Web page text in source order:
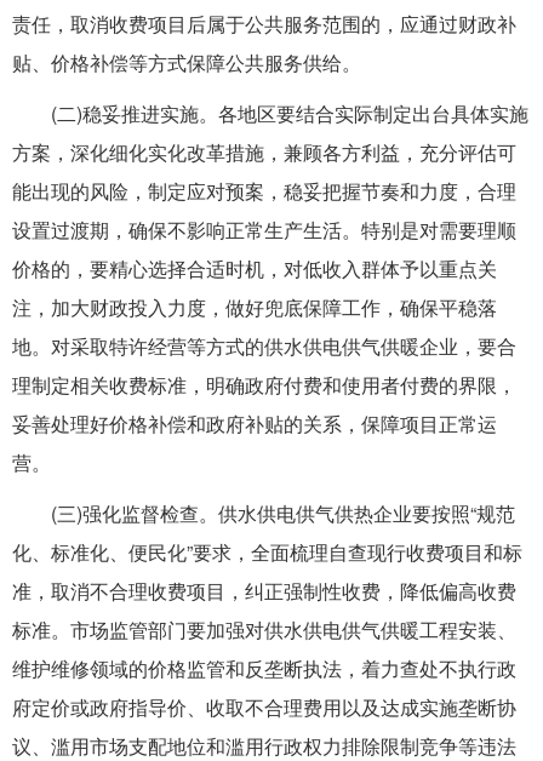
责任，取消收费项目后属于公共服务范围的，应通过财政补
贴、价格补偿等方式保障公共服务供给。
(二)稳妥推进实施。各地区要结合实际制定出台具体实施
方案，深化细化实化改革措施，兼顾各方利益，充分评估可
能出现的风险，制定应对预案，稳妥把握节奏和力度，合理
设置过渡期，确保不影响正常生产生活。特别是对需要理顺
价格的，要精心选择合适时机，对低收入群体予以重点关
注，加大财政投入力度，做好兜底保障工作，确保平稳落
地。对采取特许经营等方式的供水供电供气供暖企业，要合
理制定相关收费标准，明确政府付费和使用者付费的界限，
妥善处理好价格补偿和政府补贴的关系，保障项目正常运
营。
(三)强化监督检查。供水供电供气供热企业要按照“规范
化、标准化、便民化”要求，全面梳理自查现行收费项目和标
准，取消不合理收费项目，纠正强制性收费，降低偏高收费
标准。市场监管部门要加强对供水供电供气供暖工程安装、
维护维修领域的价格监管和反垄断执法，着力查处不执行政
府定价或政府指导价、收取不合理费用以及达成实施垄断协
议、滥用市场支配地位和滥用行政权力排除限制竞争等违法